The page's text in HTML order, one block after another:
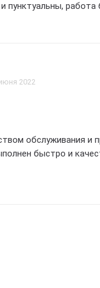
пунктуальны,
2022
обслуживания и
быстро и